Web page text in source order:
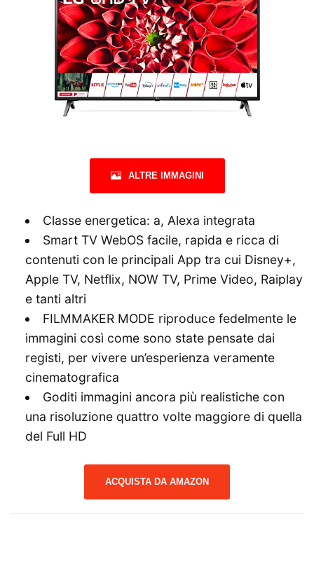
ALTRE IMMAGINI
Classe energetica: a, Alexa integrata
Smart TV WebOS facile, rapida e ricca di
contenuti con le principali App tra cui Disney+,
Apple TV, Netflix, NOW TV, Prime Video, Raiplay
e tanti altri
FILMMAKER MODE riproduce fedelmente le
immagini così come sono state pensate dai
registi, per vivere un’esperienza veramente
cinematografica
Goditi immagini ancora più realistiche con
una risoluzione quattro volte maggiore di quella
del Full HD
ACQUISTA DA AMAZON